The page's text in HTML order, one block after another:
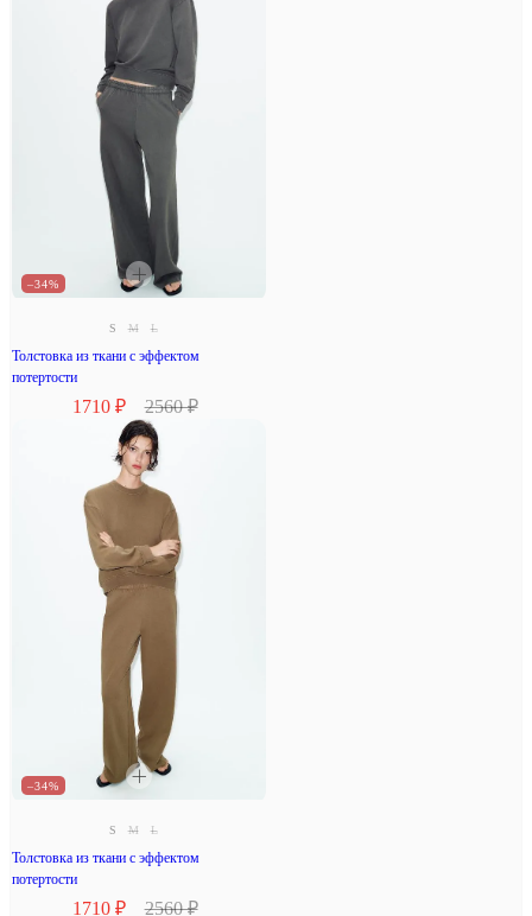
–34%
S M L
Толстовка из ткани с эффектом
потертости
1710 ₽ 2560 ₽
–34%
S M L
Толстовка из ткани с эффектом
потертости
1710 ₽ 2560 ₽